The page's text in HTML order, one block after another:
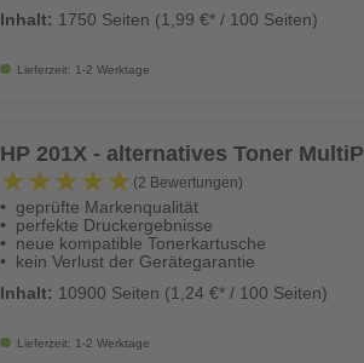
Inhalt: 1750 Seiten (1,99 €* / 100 Seiten)
Lieferzeit: 1-2 Werktage
HP 201X - alternatives Toner
★★★★★
★★★★★ (2 Bewertungen)
geprüfte Markenqualität
perfekte Druckergebnisse
neue kompatible Tonerkartusche
kein Verlust der Gerätegarantie
Inhalt: 10900 Seiten (1,24 €* / 100 Seiten)
Lieferzeit: 1-2 Werktage